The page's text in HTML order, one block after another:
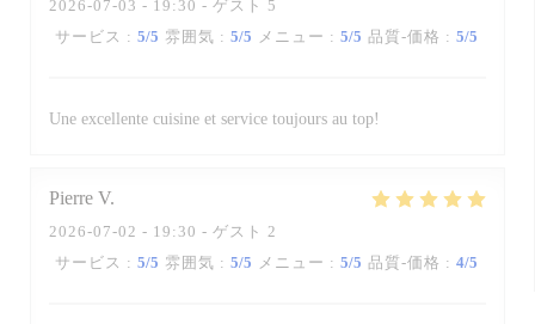
2026-07-03 - 19:30 - ゲスト 5
サービス : 5/5 雰囲気 : 5/5 メニュー : 5/5 品質-価格 : 5/5
Une excellente cuisine et service toujours au top!
Pierre V
2026-07-02 - 19:30 - ゲスト 2
サービス : 5/5 雰囲気 : 5/5 メニュー : 5/5 品質-価格 : 4/5